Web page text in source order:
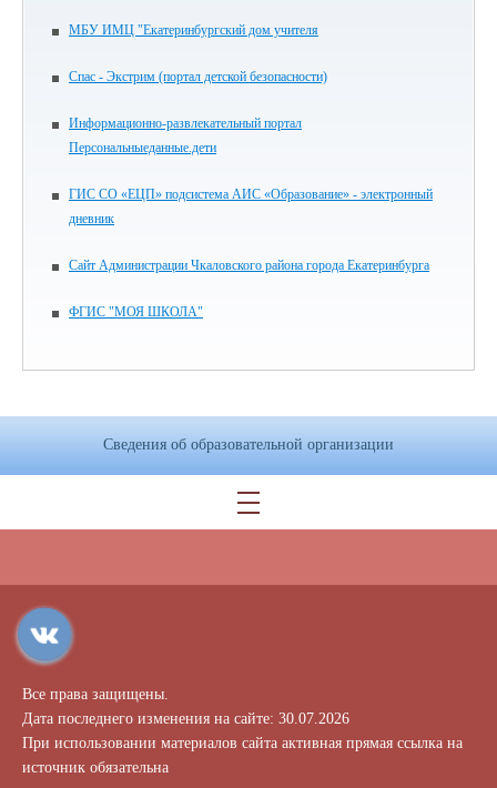
МБУ ИМЦ "Екатеринбургский дом учителя
Спас - Экстрим (портал детской безопасности)
Информационно-развлекательный портал
Персональныеданные.дети
ГИС СО «ЕЦП» подсистема АИС «Образование» - электронный
дневник
Сайт Администрации Чкаловского района города Екатеринбурга
ФГИС "МОЯ ШКОЛА"
Сведения об образовательной организации
Все права защищены.
Дата последнего изменения на сайте: 30.07.2026
При использовании материалов сайта активная прямая ссылка на
источник обязательна